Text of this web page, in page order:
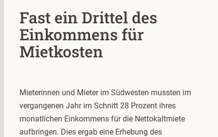
Fast ein Drittel des
Einkommens für
Mietkosten
Mieterinnen und Mieter im Südwesten mussten im
vergangenen Jahr im Schnitt 28 Prozent ihres
monatlichen Einkommens für die Nettokaltmiete
aufbringen. Dies ergab eine Erhebung des